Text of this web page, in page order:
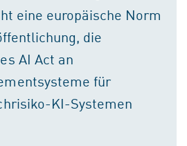
eine europäische Norm
die
AI Act an
für
KI-Systemen